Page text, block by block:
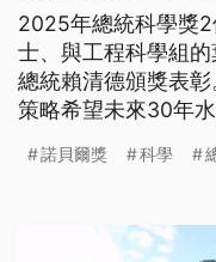
2025年總統科學獎
士、與工程科學組
總統賴清德頒獎表
策略希望未來30年
諾貝爾獎 科學